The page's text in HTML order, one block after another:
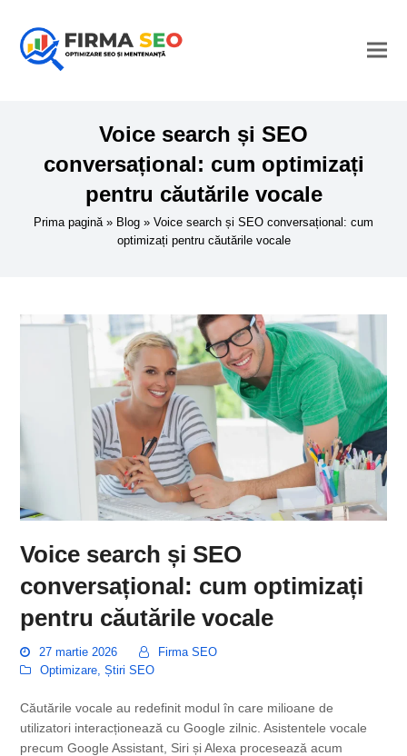
Voice search și SEO
conversațional: cum optimizați
pentru căutările vocale
Prima pagină» Blog » Voice search și SEO conversațional: cum
optimizați pentru căutările vocale
Voice search și SEO
conversațional: cum optimizați
pentru căutările vocale
27 martie 2026
Firma SEO
Optimizare ,Știri SEO
Căutările vocale au redefinit modul în care milioane de
utilizatori interacționează cu Google zilnic. Asistentele vocale
precum Google Assistant, Siri și Alexa procesează acum